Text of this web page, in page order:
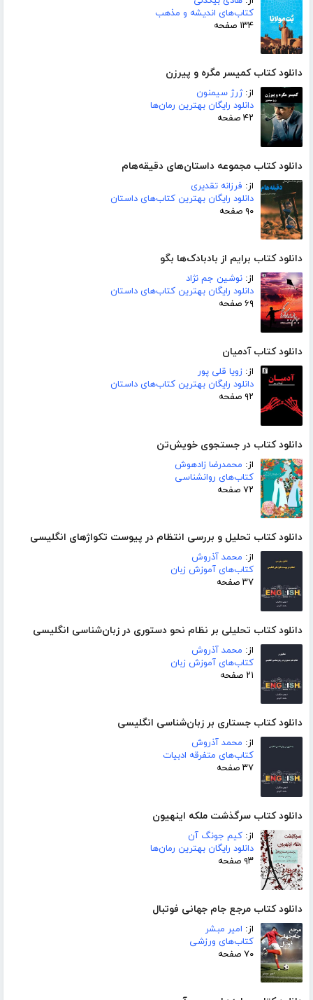
کتاب‌های اندیشه و مذهب
۱۳۴ صفحه
دانلود کتاب کمیسر مگره و پیرزن
از:ژرژ سیمنون
دانلود رایگان بهترین رمان‌ها
۴۲ صفحه
دانلود کتاب مجموعه داستان‌های دقیقه‌هام
از: فرزانه تقدیری
دانلود رایگان بهترین کتاب‌های داستان
۹۰ صفحه
دانلود کتاب برایم از بادبادک‌ها بگو
از: نوشین جم نژاد
دانلود رایگان بهترین کتاب‌های داستان
۶۹ صفحه
دانلود کتاب آدمیان
از: زویا قلی پور
دانلود رایگان بهترین کتاب‌های داستان
۹۲ صفحه
دانلود کتاب در جستجوی خویش‌تن
از: محمدرضا زادهوش
کتاب‌های روانشناسی
۷۲ صفحه
دانلود کتاب تحلیل و بررسی انتظام در پیوست تکواژهای انگلیسی
از: محمد آذروش
کتاب‌های آموزش زبان
۳۷ صفحه
دانلود کتاب تحلیلی بر نظام نحو دستوری در زبان‌شناسی انگلیسی
از: محمد آذروش
کتاب‌های آموزش زبان
۲۱ صفحه
دانلود کتاب جستاری بر زبان‌شناسی انگلیسی
از: محمد آذروش
کتاب‌های متفرقه ادبیات
۳۷ صفحه
دانلود کتاب سرگذشت ملکه اینهیون
از: کیم جونگ آن
دانلود رایگان بهترین رمان‌ها
۹۳ صفحه
دانلود کتاب مرجع جام جهانی فوتبال
از: امیر مبشر
کتاب‌های ورزشی
۷۰ صفحه